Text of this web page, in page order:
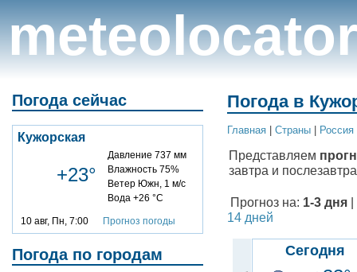
meteolocator
Погода сейчас
Кужорская
+23°
Давление 737 мм
Влажность 75%
Ветер Южн, 1 м/с
Вода +26 °C
10 авг, Пн, 7:00 Прогноз погоды
Погода по городам
Погода в
Главная Cтраны Россия
Представляем
завтра и
Прогноз на: 1-3 дня
14 дней
Сегодня